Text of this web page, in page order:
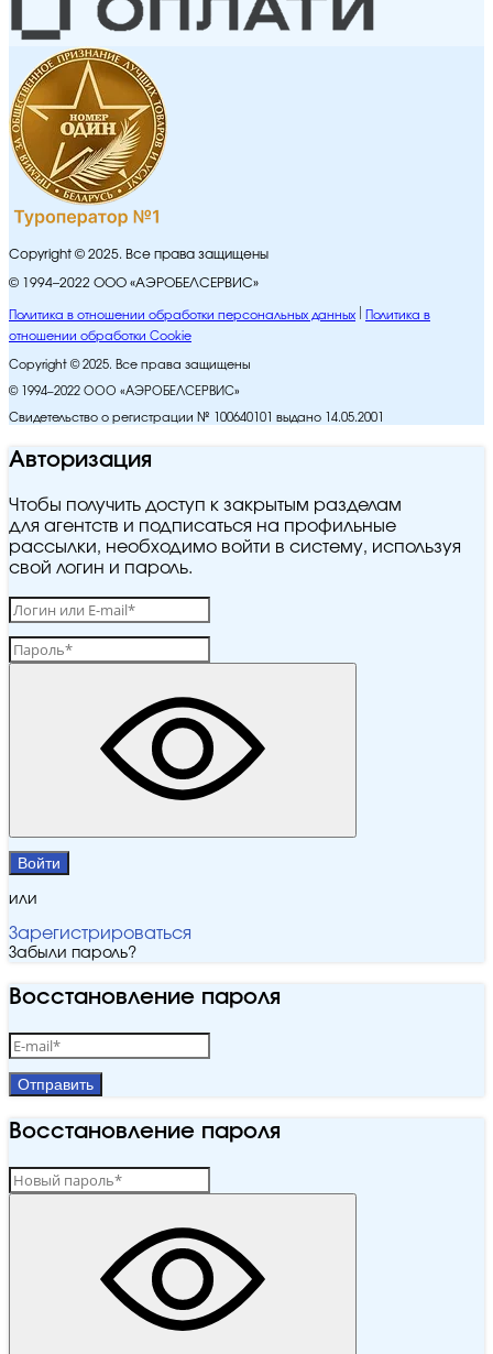
Copyright © 2025. Все права защищены
© 1994–2022 ООО «АЭРОБЕЛСЕРВИС»
Политика в отношении обработки персональных данных
Политика в
отношении обработки Cookie
Copyright © 2025. Все права защищены
© 1994–2022 ООО «АЭРОБЕЛСЕРВИС»
Свидетельство о регистрации № 100640101 выдано 14.05.2001
Авторизация
Чтобы получить доступ к закрытым разделам
для агентств и подписаться на профильные
рассылки, необходимо войти в систему, используя
свой логин и пароль.
Войти
или
Зарегистрироваться
Забыли пароль?
Восстановление пароля
Отправить
Восстановление пароля